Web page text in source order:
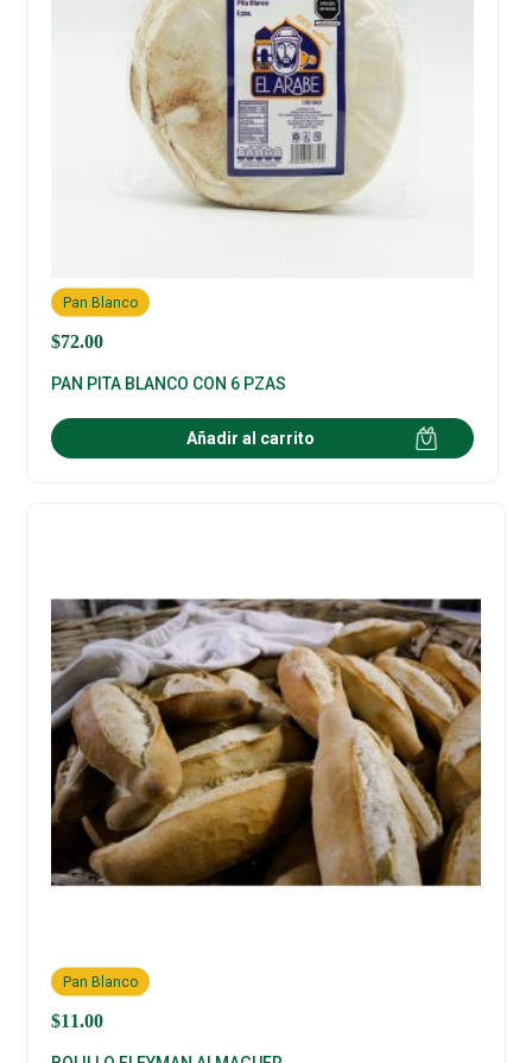
$72.00
Pan Blanco
PAN PITA BLANCO CON 6 PZAS
Añadir al carrito
$11.00
Pan Blanco